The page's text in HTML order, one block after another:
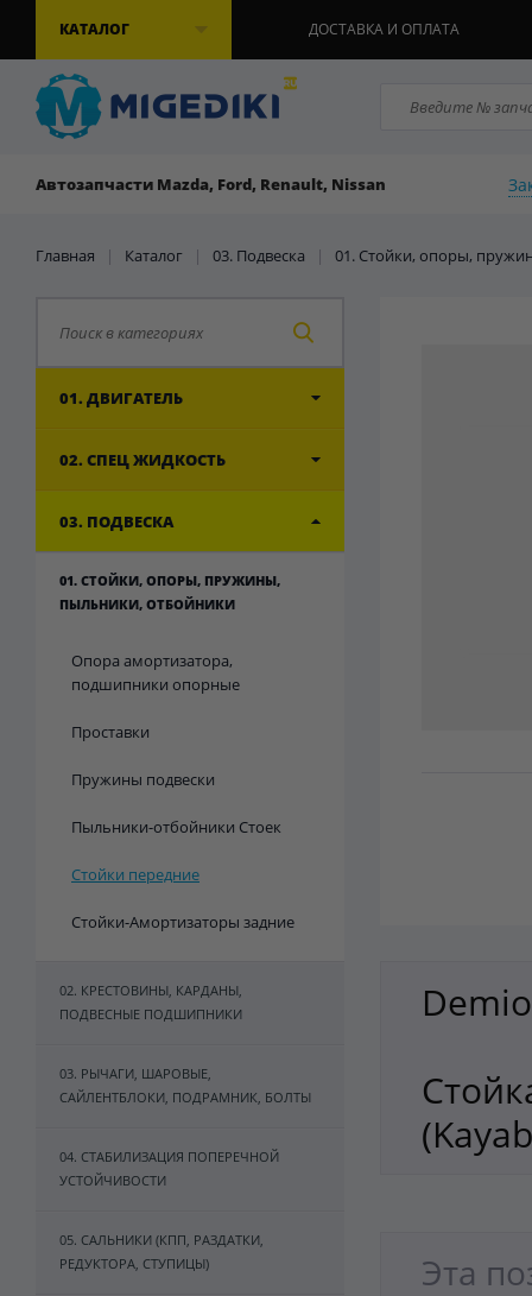
КАТАЛОГ ДОСТАВКА И ОПЛАТА
Автозапчасти Mazda, Ford, Renault, Nissan
Главная | Каталог | 03. Подвеска | 01. Стойки, опоры,
01. ДВИГАТЕЛЬ
02. СПЕЦ ЖИДКОСТЬ
03. ПОДВЕСКА
01. СТОЙКИ, ОПОРЫ, ПРУЖИНЫ,
ПЫЛЬНИКИ, ОТБОЙНИКИ
Опора амортизатора,
подшипники опорные
Проставки
Пружины подвески
Пыльники-отбойники Стоек
Стойки передние
Стойки-Амортизаторы задние
02. КРЕСТОВИНЫ, КАРДАНЫ,
ПОДВЕСНЫЕ ПОДШИПНИКИ
03. РЫЧАГИ, ШАРОВЫЕ,
САЙЛЕНТБЛОКИ, ПОДРАМНИК, БОЛТЫ
04. СТАБИЛИЗАЦИЯ ПОПЕРЕЧНОЙ
УСТОЙЧИВОСТИ
05. САЛЬНИКИ (КПП, РАЗДАТКИ,
РЕДУКТОРА, СТУПИЦЫ)
Эта